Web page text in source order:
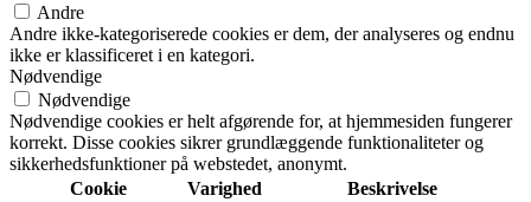
Andre
Andre ikke-kategoriserede cookies er dem, der analyseres og endnu
ikke er klassificeret i en kategori.
Nødvendige
Nødvendige
Nødvendige cookies er helt afgørende for, at hjemmesiden fungerer
korrekt. Disse cookies sikrer grundlæggende funktionaliteter og
sikkerhedsfunktioner på webstedet, anonymt.
Cookie
Varighed Beskrivelse